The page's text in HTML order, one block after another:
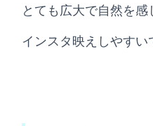
とても広大で自然を感
インスタ映えしやすい